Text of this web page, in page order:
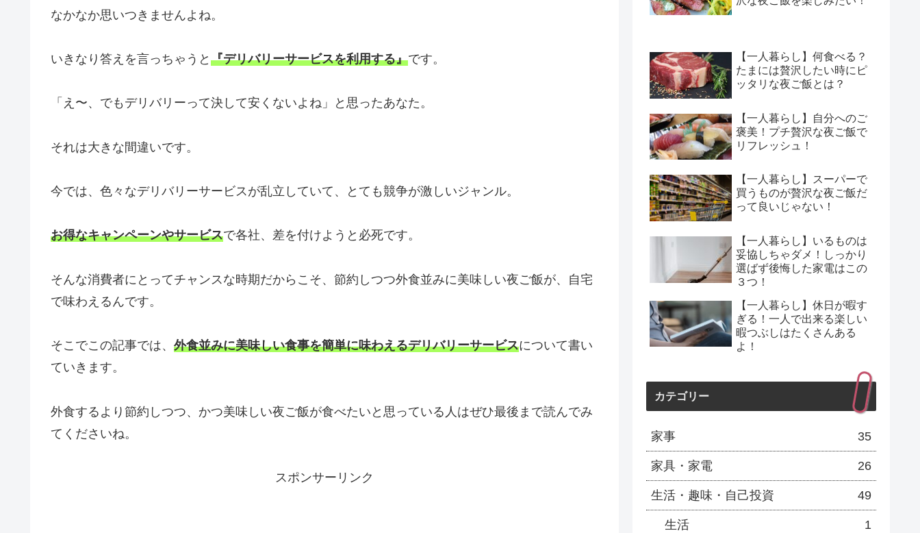
なかなか思いつきませんよね。
いきなり答えを言っちゃうと 『デリバリーサービスを利用する』です。
「え〜、でもデリバリーって決して安くないよね」と思ったあなた。
それは大きな間違いです。
今では、色々なデリバリーサービスが乱立していて、とても競争が激しいジャンル。
お得なキャンペーンやサービスで各社、差を付けようと必死です。
そんな消費者にとってチャンスな時期だからこそ、節約しつつ外食並みに美味しい夜ご飯が、自宅
で味わえるんです。
そこでこの記事では、 外食並みに美味しい食事を簡単に味わえるデリバリーサービスについて書い
ていきます。
外食するより節約しつつ、かつ美味しい夜ご飯が食べたいと思っている人はぜひ最後まで読んでみ
てくださいね。
スポンサーリンク
【一人暮らし】何食べる？
たまには贅沢したい時にピ
ッタリな夜ご飯とは？
【一人暮らし】自分へのご
褒美！プチ贅沢な夜ご飯で
リフレッシュ！
【一人暮らし】スーパーで
買うものが贅沢な夜ご飯だ
って良いじゃない！
【一人暮らし】いるものは
妥協しちゃダメ！しっかり
選ばず後悔した家電はこの
３つ！
【一人暮らし】休日が暇す
ぎる！一人で出来る楽しい
暇つぶしはたくさんある
よ！
カテゴリー
家事 35
家具・家電 26
生活・趣味・自己投資 49
生活 1